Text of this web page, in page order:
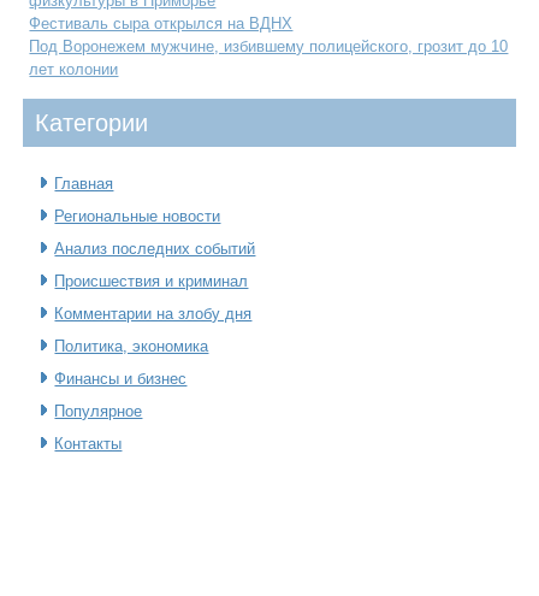
Фестиваль сыра открылся на ВДНХ
Под Воронежем мужчине, избившему полицейского, грозит до 10
лет колонии
Категοрии
Главная
Региональные новости
Анализ последних событий
Происшествия и криминал
Комментарии на злобу дня
Политика, экономика
Финансы и бизнес
Популярное
Контакты